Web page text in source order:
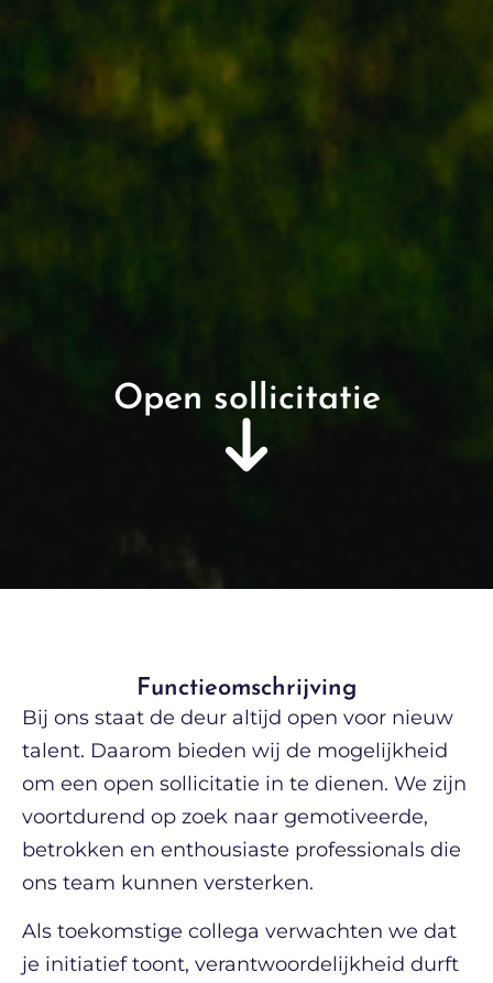
Open sollicitatie
Functieomschrijving
Bij ons staat de deur altijd open voor nieuw
talent. Daarom bieden wij de mogelijkheid
om een open sollicitatie in te dienen. We zijn
voortdurend op zoek naar gemotiveerde,
betrokken en enthousiaste professionals die
ons team kunnen versterken.
Als toekomstige collega verwachten we dat
je initiatief toont, verantwoordelijkheid durft